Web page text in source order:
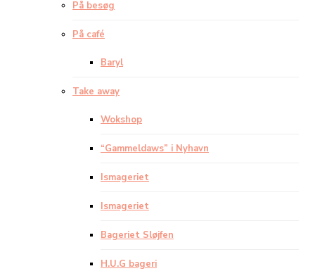
På besøg
På café
Baryl
Take away
Wokshop
“Gammeldaws” i Nyhavn
Ismageriet
Ismageriet
Bageriet Sløjfen
H.U.G bageri